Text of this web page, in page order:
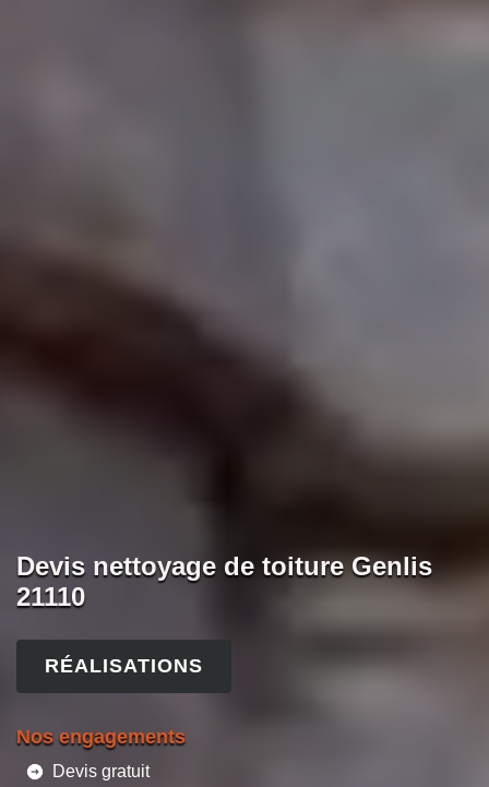
Devis nettoyage de toiture Genlis
21110
RÉALISATIONS
Nos engagements
Devis gratuit